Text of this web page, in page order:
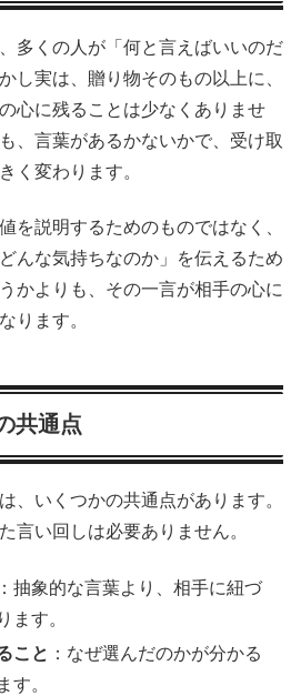
多くの人が「何と言えばいいのだ
し実は、贈り物そのもの以上に、
心に残ることは少なくありませ
、言葉があるかないかで、受け取
く変わります。
を説明するためのものではなく、
んな気持ちなのか」を伝えるため
かよりも、その一言が相手の心に
ります。
共通点
、いくつかの共通点があります。
言い回しは必要ありません。
：抽象的な言葉より、相手に紐づ
ます。
こと ：なぜ選んだのかが分かる
す。